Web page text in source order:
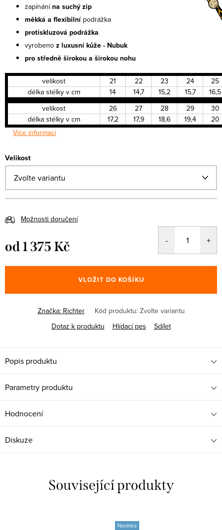
zapínánína suchý zip
měkká a flexibilnípodrážka
protiskluzová podrážka
vyrobeno z luxusní kůže - Nubuk
pro středně širokou a širokou nohu
velikost 21 22 23 24
25
délka stélky v cm
14 14,7 15,2 15,7
16,5
velikost
26 27 28 29
30
délka stélky v cm
17,2 17,9 18,6 19,4
20
Více informací
Velikost
Možnosti doručení
od1 375 Kč
cena:
VLOŽIT DO KOŠÍKU
Značka: Richter Kód produktu: Zvolte variantu
Dotaz k produktu
Hlídací pes Sdílet
Popis produktu
Parametry produktu
Hodnocení
Diskuze
Související produkty
Novinka